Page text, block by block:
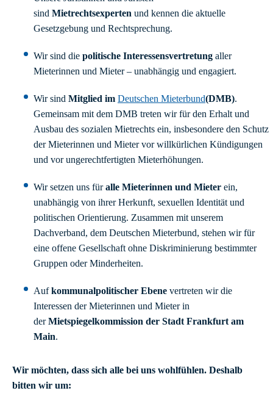
sind Mietrechtsexperten und kennen die aktuelle
Gesetzgebung und Rechtsprechung.
Wir sind die politische Interessensvertretung aller
Mieterinnen und Mieter – unabhängig und engagiert.
Wir sind Mitglied im Deutschen Mieterbund(DMB).
Gemeinsam mit dem DMB treten wir für den Erhalt und
Ausbau des sozialen Mietrechts ein, insbesondere den Schutz
der Mieterinnen und Mieter vor willkürlichen Kündigungen
und vor ungerechtfertigten Mieterhöhungen.
Wir setzen uns füralle Mieterinnen und Mieter ein,
unabhängig von ihrer Herkunft, sexuellen Identität und
politischen Orientierung. Zusammen mit unserem
Dachverband, dem Deutschen Mieterbund, stehen wir für
eine offene Gesellschaft ohne Diskriminierung bestimmter
Gruppen oder Minderheiten.
Aufkommunalpolitischer Ebene vertreten wir die
Interessen der Mieterinnen und Mieter in
derMietspiegelkommission der Stadt Frankfurt am
Main.
Wir möchten, dass sich alle bei uns wohlfühlen. Deshalb
bitten wir um: